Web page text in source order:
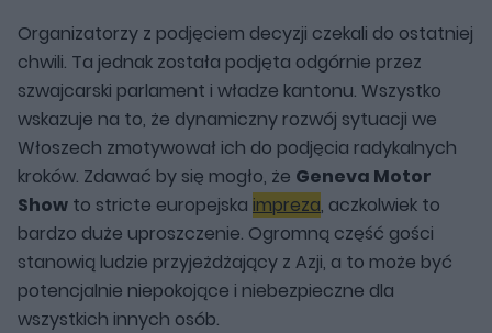
Organizatorzy z podjęciem decyzji czekali do ostatniej
chwili. Ta jednak została podjęta odgórnie przez
szwajcarski parlament i władze kantonu. Wszystko
wskazuje na to, że dynamiczny rozwój sytuacji we
Włoszech zmotywował ich do podjęcia radykalnych
kroków. Zdawać by się mogło, że Geneva Motor
Show to stricte europejska impreza, aczkolwiek to
bardzo duże uproszczenie. Ogromną część gości
stanowią ludzie przyjeżdżający z Azji, a to może być
potencjalnie niepokojące i niebezpieczne dla
wszystkich innych osób.